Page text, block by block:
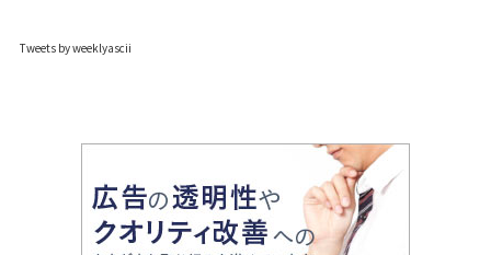
Tweets by weeklyascii